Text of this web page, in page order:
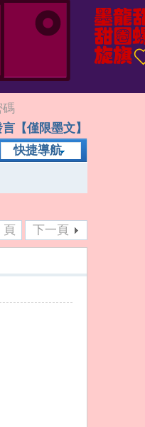
碼
【僅限墨文】
快捷導航
頁 下一頁